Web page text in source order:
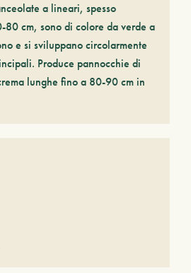
a lineari, spesso
cm, sono di colore da verde a
e si sviluppano circolarmente
Produce pannocchie di
lunghe fino a 80-90 cm in